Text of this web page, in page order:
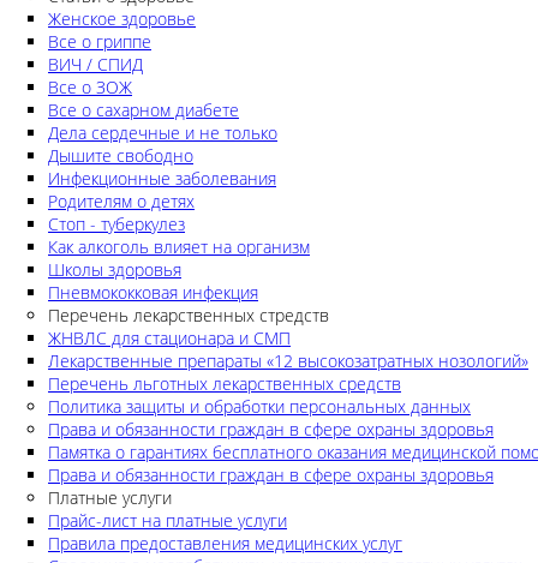
Женское здоровье
Все о гриппе
ВИЧ / СПИД
Все о ЗОЖ
Все о сахарном диабете
Дела сердечные и не только
Дышите свободно
Инфекционные заболевания
Родителям о детях
Стоп - туберкулез
Как алкоголь влияет на организм
Школы здоровья
Пневмококковая инфекция
Перечень лекарственных стредств
ЖНВЛС для стационара и СМП
Лекарственные препараты «12 высокозатратных нозологий»
Перечень льготных лекарственных средств
Политика защиты и обработки персональных данных
Права и обязанности граждан в сфере охраны здоровья
Памятка о гарантиях бесплатного оказания медицинской
Права и обязанности граждан в сфере охраны здоровья
Платные услуги
Прайс-лист на платные услуги
Правила предоставления медицинских услуг